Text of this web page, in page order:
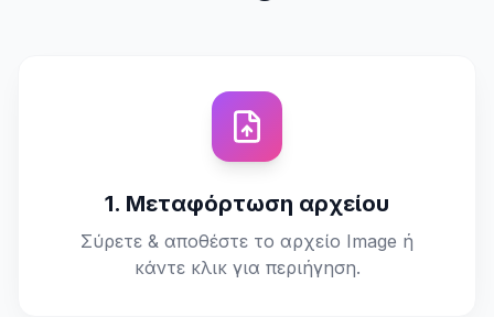
1. Μεταφόρτωση αρχείου
Σύρετε & αποθέστε το αρχείο Image ή
κάντε κλικ για περιήγηση.